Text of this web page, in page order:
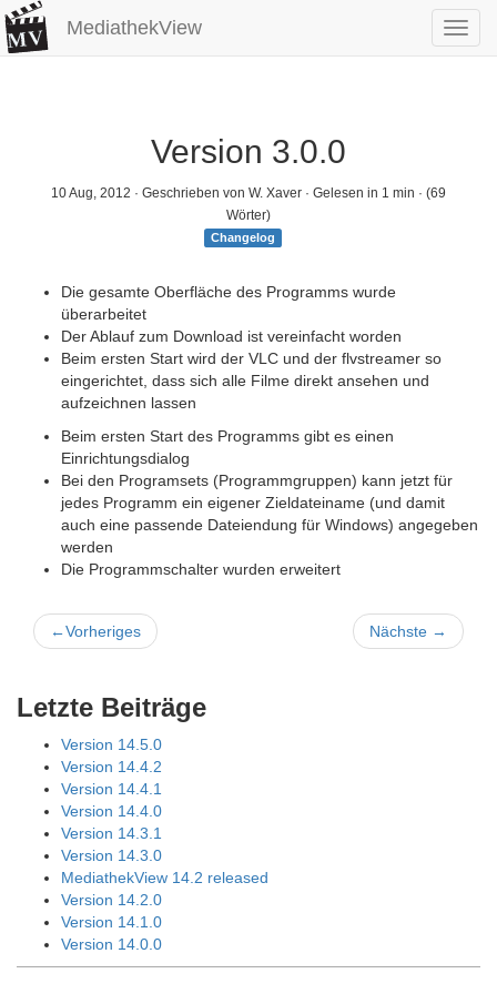
MediathekView
Version 3.0.0
10 Aug, 2012 · Geschrieben von W. Xaver · Gelesen in 1 min · (69
Wörter)
Changelog
Die gesamte Oberfläche des Programms wurde
überarbeitet
Der Ablauf zum Download ist vereinfacht worden
Beim ersten Start wird der VLC und der flvstreamer so
eingerichtet, dass sich alle Filme direkt ansehen und
aufzeichnen lassen
Beim ersten Start des Programms gibt es einen
Einrichtungsdialog
Bei den Programsets (Programmgruppen) kann jetzt für
jedes Programm ein eigener Zieldateiname (und damit
auch eine passende Dateiendung für Windows) angegeben
werden
Die Programmschalter wurden erweitert
←Vorheriges Nächste →
Letzte Beiträge
Version 14.5.0
Version 14.4.2
Version 14.4.1
Version 14.4.0
Version 14.3.1
Version 14.3.0
MediathekView 14.2 released
Version 14.2.0
Version 14.1.0
Version 14.0.0